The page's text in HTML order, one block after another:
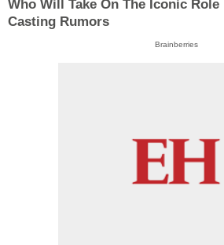
Who Will Take On The Iconic
Casting Rumors
Brainberries